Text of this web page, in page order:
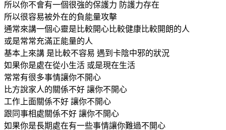
所以你不會有一個很強的保護力 防護力存在
所以很容易被外在的負能量攻擊
通常來講一個心靈是比較開心比較健康比較開朗的人
或是常常充滿正能量的人
基本上來講 是比較不容易 遇到卡陰中邪的狀況
如果你是處在從小生活 或是現在生活
常常有很多事情讓你不開心
比方說家人的關係不好 讓你不開心
工作上面關係不好 讓你不開心
跟同事相處關係不好 讓你不開心
如果你是長期處在有一些事情讓你難過不開心